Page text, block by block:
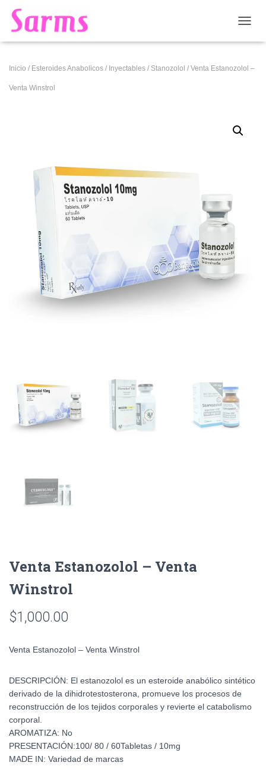
Inicio / Esteroides Anabolicos / Inyectables / Stanozolol / Venta Estanozolol –
Venta Winstrol
Venta Estanozolol – Venta
Winstrol
$1,000.00
Venta Estanozolol – Venta Winstrol
DESCRIPCIÓN: El estanozolol es un esteroide anabólico sintético
derivado de la dihidrotestosterona, promueve los procesos de
reconstrucción de los tejidos corporales y revierte el catabolismo
corporal.
AROMATIZA: No
PRESENTACIÓN:100/ 80 / 60Tabletas / 10mg
MADE IN: Variedad de marcas